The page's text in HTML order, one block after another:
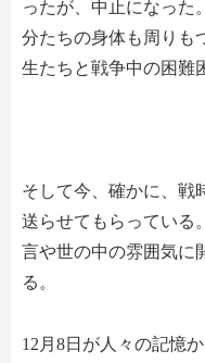
ったが、中止になった
分たちの身体も周りも
生たちと戦争中の困難
そして今、確かに、戦
送らせてもらっている
言や世の中の雰囲気に
る。
12月8日が人々の記憶